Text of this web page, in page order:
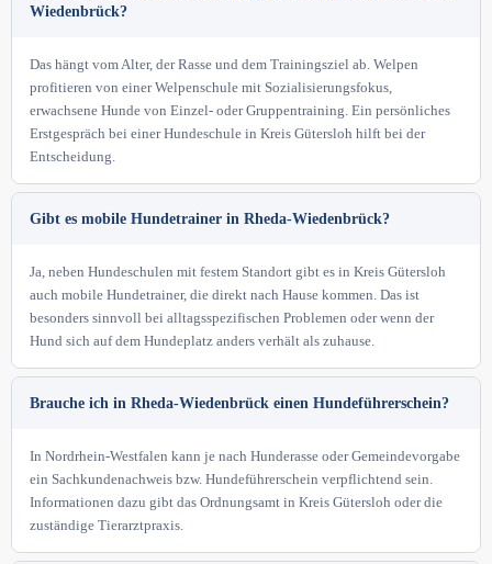
Wiedenbrück?
Das hängt vom Alter, der Rasse und dem Trainingsziel ab. Welpen
profitieren von einer Welpenschule mit Sozialisierungsfokus,
erwachsene Hunde von Einzel- oder Gruppentraining. Ein persönliches
Erstgespräch bei einer Hundeschule in Kreis Gütersloh hilft bei der
Entscheidung.
Gibt es mobile Hundetrainer in Rheda-Wiedenbrück?
Ja, neben Hundeschulen mit festem Standort gibt es in Kreis Gütersloh
auch mobile Hundetrainer, die direkt nach Hause kommen. Das ist
besonders sinnvoll bei alltagsspezifischen Problemen oder wenn der
Hund sich auf dem Hundeplatz anders verhält als zuhause.
Brauche ich in Rheda-Wiedenbrück einen Hundeführerschein?
In Nordrhein-Westfalen kann je nach Hunderasse oder Gemeindevorgabe
ein Sachkundenachweis bzw. Hundeführerschein verpflichtend sein.
Informationen dazu gibt das Ordnungsamt in Kreis Gütersloh oder die
zuständige Tierarztpraxis.